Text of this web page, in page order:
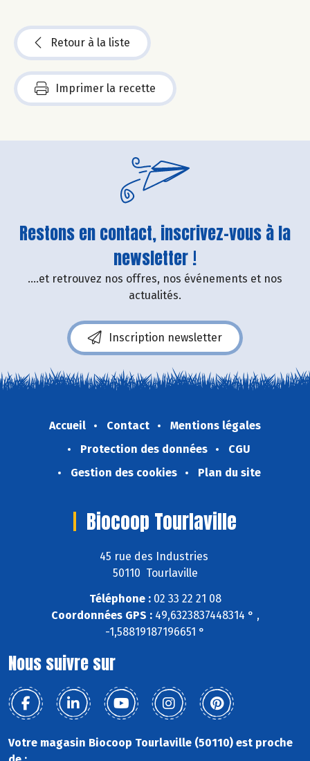
Retour à la liste
Imprimer la recette
Restons en contact, inscrivez-vous à la
newsletter !
....et retrouvez nos offres, nos événements et nos
actualités.
Inscription newsletter
Accueil Contact
Mentions légales
Protection des données
CGU
Gestion des cookies
Plan du site
Biocoop Tourlaville
45 rue des Industries
50110 Tourlaville
Téléphone :02 33 22 21 08
Coordonnées GPS :49,6323837448314 ° ,
-1,58819187196651 °
Nous suivre sur
Votre magasin Biocoop Tourlaville (50110) est proche